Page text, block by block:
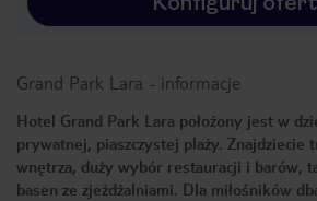
Grand Park Lara - informacje
Hotel Grand Park Lara położony jest w
prywatnej, piaszczystej plaży. Znajdziecie
wnętrza, duży wybór restauracji i barów,
basen ze zjeżdżalniami. Dla miłośników